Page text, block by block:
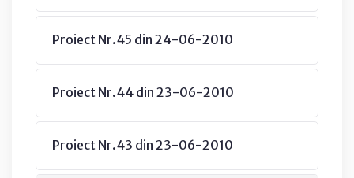
Proiect Nr.45 din 24-06-2010
Proiect Nr.44 din 23-06-2010
Proiect Nr.43 din 23-06-2010